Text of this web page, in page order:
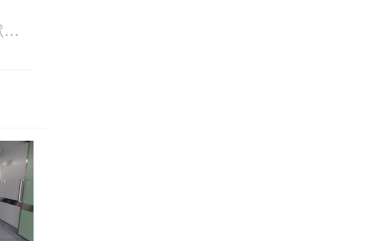
在重庆三峡学院书香氤氲的校园里，生化池默默承载着污水